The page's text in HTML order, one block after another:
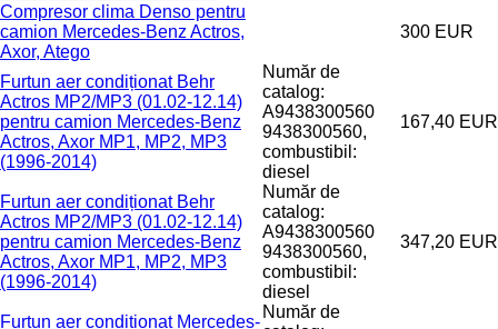
Compresor clima Denso pentru
camion Mercedes-Benz Actros,
Axor, Atego
300 EUR
Furtun aer condiționat Behr
Actros MP2/MP3 (01.02-12.14)
pentru camion Mercedes-Benz
Actros, Axor MP1, MP2, MP3
(1996-2014)
Număr de
catalog:
A9438300560
9438300560,
combustibil:
diesel
167,40 EUR
Furtun aer condiționat Behr
Actros MP2/MP3 (01.02-12.14)
pentru camion Mercedes-Benz
Actros, Axor MP1, MP2, MP3
(1996-2014)
Număr de
catalog:
A9438300560
9438300560,
combustibil:
diesel
347,20 EUR
Furtun aer condiționat Mercedes-
Număr de